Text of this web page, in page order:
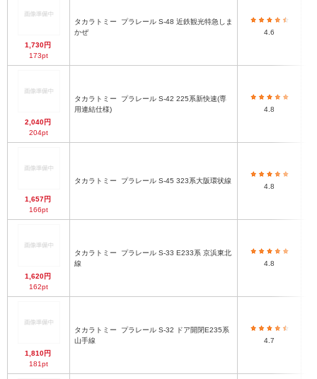
1,730円
173pt
タカラトミー
かぜ
4.6
2,040円
204pt
タカラトミー
用連結仕様)
4.8
1,657円
166pt
タカラトミー プラレール S-45 323系大阪環状線
4.8
1,620円
162pt
タカラトミー
線
4.8
1,810円
181pt
タカラトミー
山手線
4.7